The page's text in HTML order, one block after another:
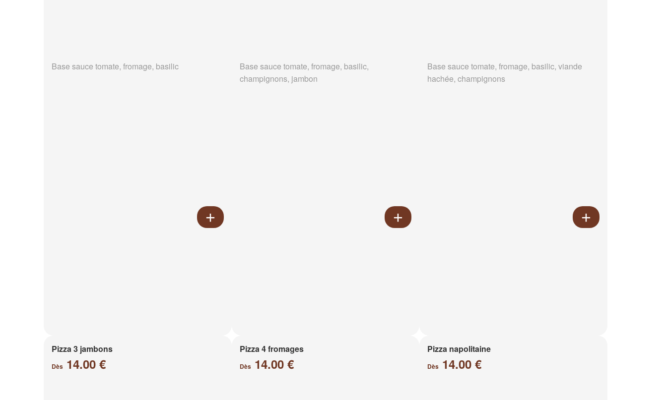
Base sauce tomate, fromage, basilic
Base sauce tomate, fromage, basilic,
champignons, jambon
Base sauce tomate, fromage, basilic, viande
hachée, champignons
Pizza 3 jambons
Dès 14.00 €
Pizza 4 fromages
Dès14.00 €
Pizza napolitaine
Dès 14.00 €